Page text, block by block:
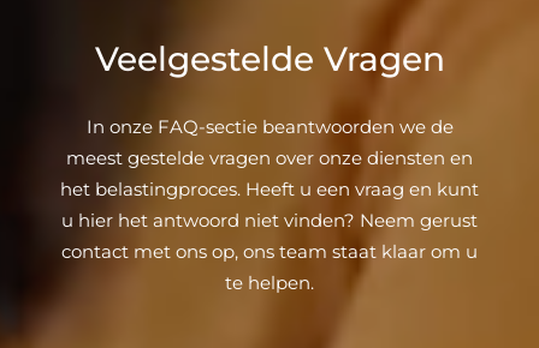
Veelgestelde Vragen
In onze FAQ-sectie beantwoorden we de
meest gestelde vragen over onze diensten en
het belastingproces. Heeft u een vraag en kunt
u hier het antwoord niet vinden? Neem gerust
contact met ons op, ons team staat klaar om u
te helpen.